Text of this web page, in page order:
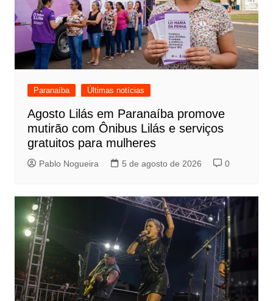
Paranaíba Últimas notícias
Agosto Lilás em Paranaíba promove
mutirão com Ônibus Lilás e serviços
gratuitos para mulheres
Pablo Nogueira 5 de agosto de 2026 0